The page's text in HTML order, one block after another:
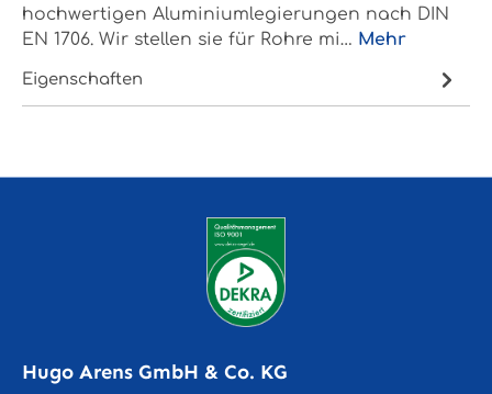
hochwertigen Aluminiumlegierungen nach DIN
EN 1706. Wir stellen sie für Rohre mi… Mehr
Eigenschaften
Hugo Arens GmbH & Co. KG